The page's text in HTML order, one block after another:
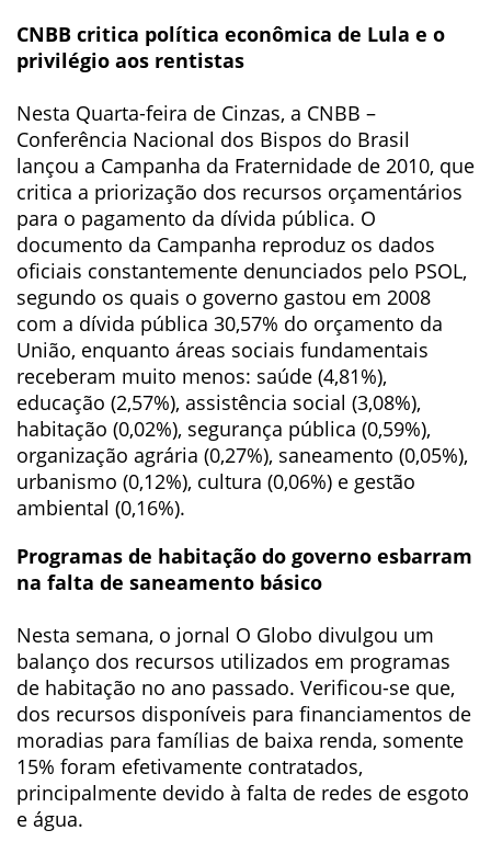
CNBB critica política econômica de Lula e o
privilégio aos rentistas
Nesta Quarta-feira de Cinzas, a CNBB –
Conferência Nacional dos Bispos do Brasil
lançou a Campanha da Fraternidade de 2010, que
critica a priorização dos recursos orçamentários
para o pagamento da dívida pública. O
documento da Campanha reproduz os dados
oficiais constantemente denunciados pelo PSOL,
segundo os quais o governo gastou em 2008
com a dívida pública 30,57% do orçamento da
União, enquanto áreas sociais fundamentais
receberam muito menos: saúde (4,81%),
educação (2,57%), assistência social (3,08%),
habitação (0,02%), segurança pública (0,59%),
organização agrária (0,27%), saneamento (0,05%),
urbanismo (0,12%), cultura (0,06%) e gestão
ambiental (0,16%).
Programas de habitação do governo esbarram
na falta de saneamento básico
Nesta semana, o jornal O Globo divulgou um
balanço dos recursos utilizados em programas
de habitação no ano passado. Verificou-se que,
dos recursos disponíveis para financiamentos de
moradias para famílias de baixa renda, somente
15% foram efetivamente contratados,
principalmente devido à falta de redes de esgoto
e água.